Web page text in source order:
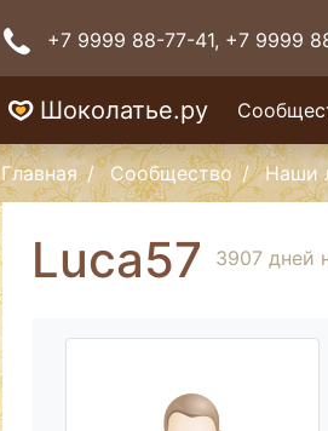
+7 9999 88-77-41, +7 9999
Шоколатье.ру
Главная Сообщество Наши
Luca57 3907 дней